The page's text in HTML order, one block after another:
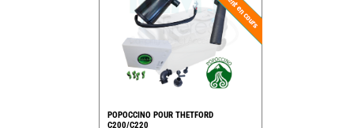
POPOCCINO POUR THETFORD
C200/C220